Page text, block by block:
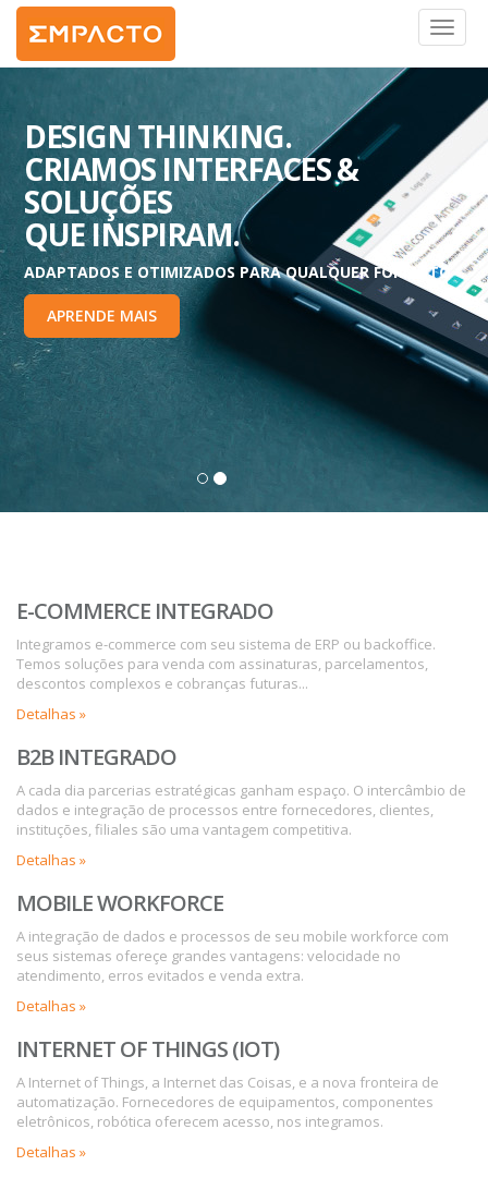
DESIGN THINKING.
CRIAMOS INTERFACES &
SOLUÇÕES
QUE INSPIRAM.
ADAPTADOS E OTIMIZADOS PARA QUALQUER FORMATO
APRENDE MAIS
E-COMMERCE INTEGRADO
Integramos e-commerce com seu sistema de ERP ou backoffice.
Temos soluções para venda com assinaturas, parcelamentos,
descontos complexos e cobranças futuras...
Detalhas »
B2B INTEGRADO
A cada dia parcerias estratégicas ganham espaço. O intercâmbio de
dados e integração de processos entre fornecedores, clientes,
instituções, filiales são uma vantagem competitiva.
Detalhas »
MOBILE WORKFORCE
A integração de dados e processos de seu mobile workforce com
seus sistemas ofereçe grandes vantagens: velocidade no
atendimento, erros evitados e venda extra.
Detalhas »
INTERNET OF THINGS (IOT)
A Internet of Things, a Internet das Coisas, e a nova fronteira de
automatização. Fornecedores de equipamentos, componentes
eletrônicos, robótica oferecem acesso, nos integramos.
Detalhas »